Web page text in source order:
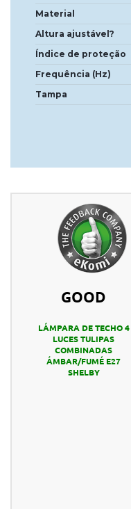
Material
Altura ajustável?
Índice de proteção
Frequência (Hz)
Tampa
GOOD
LÁMPARA DE TECHO 4
LUCES TULIPAS
COMBINADAS
ÁMBAR/FUMÉ E27
SHELBY